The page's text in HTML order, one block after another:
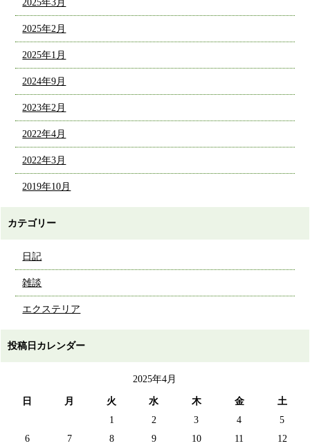
2025年3月
2025年2月
2025年1月
2024年9月
2023年2月
2022年4月
2022年3月
2019年10月
カテゴリー
日記
雑談
エクステリア
投稿日カレンダー
2025年4月
日 月 火 水 木 金
土
1
2 3 4
5
6
7 8 9 10 11 12